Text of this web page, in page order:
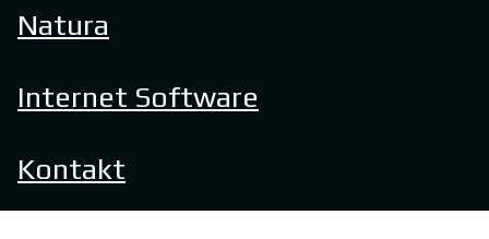
Natura
Internet Software
Kontakt